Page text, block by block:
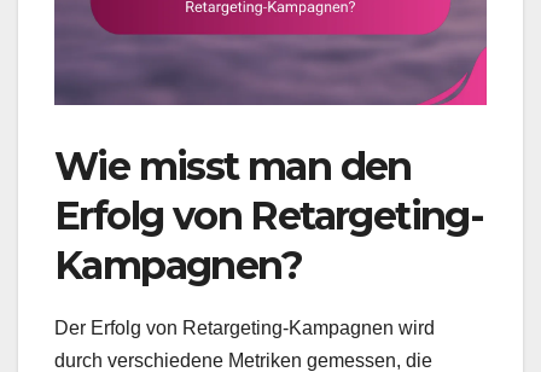
Wie misst man den
Erfolg von Retargeting-
Kampagnen?
Der Erfolg von Retargeting-Kampagnen wird
durch verschiedene Metriken gemessen, die